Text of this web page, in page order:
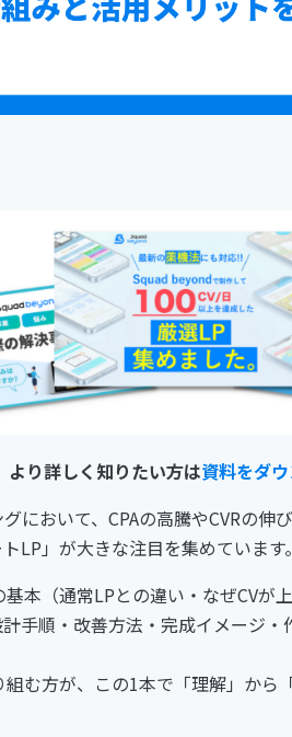
より詳しく知りたい方は資料をダ
において、CPAの高騰やCVRの伸
LP」が大きな注目を集めています。
本（通常LPとの違い・なぜCVが
手順・改善方法・完成イメージ
む方が、この1本で「理解」から